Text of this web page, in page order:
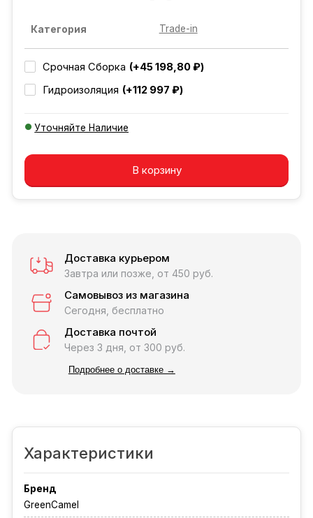
Категория Trade-in
Срочная Сборка (+45 198,80 ₽)
Гидроизоляция (+112 997 ₽)
Уточняйте Наличие
Добавляется...
В корзину
Доставка курьером
Завтра или позже, от 450 руб.
Самовывоз из магазина
Сегодня, бесплатно
Доставка почтой
Через 3 дня, от 300 руб.
Подробнее о доставке →
Характеристики
Бренд
GreenCamel